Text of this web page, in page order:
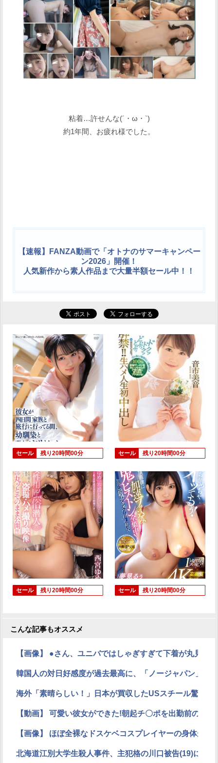
粘着…許せんな(´・ω・`)
約1年間、お疲れ様でした。
【速報】FANZA動画で「オトナのサマーキャンペー
ン2026」開催！
人気新作から素人作品まで大量半額セール中！！
セール 残り20時間00分 セール 残り20時間00分
セール 残り20時間00分 セール 残り20時間00分
こんな記事もオススメ
【画像】 ●さん、ユニバではしゃぎすぎて下着が丸見
韓国人の対日好感度が過去最高に、「ノージャパン」は
海外「素晴らしい！」日本が買収したUSスチール驚異の
【動画】 可愛い彼女ができた!朝起チ〇ポを出勤前の黒
【画像】 ほぼ全裸なドスケベコスプレイヤーの身体がエ
北海道江別大学生殺人事件、主犯格の川口被告(19)に無